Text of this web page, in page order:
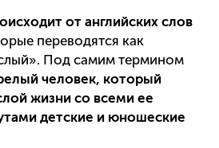
от английских слов
переводятся как
Под самим термином
человек, который
жизни со всеми ее
детские и юношеские